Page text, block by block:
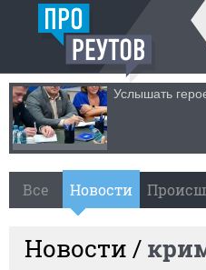
Услышать
Все Новости
Новости /